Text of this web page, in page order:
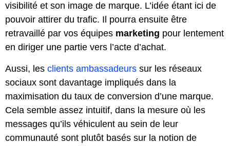
visibilité et son image de marque. L’idée étant ici de
pouvoir attirer du trafic. Il pourra ensuite être
retravaillé par vos équipes marketing pour lentement
en diriger une partie vers l’acte d’achat.
Aussi, les clients ambassadeurs sur les réseaux
sociaux sont davantage impliqués dans la
maximisation du taux de conversion d’une marque.
Cela semble assez intuitif, dans la mesure où les
messages qu’ils véhiculent au sein de leur
communauté sont plutôt basés sur la notion de